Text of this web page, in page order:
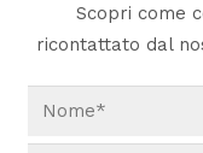
Scopri come
ricontattato dal